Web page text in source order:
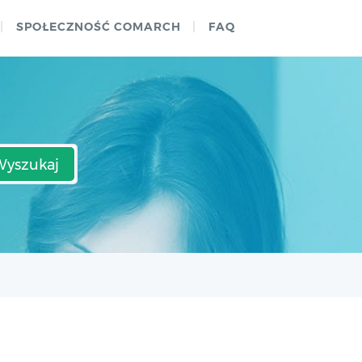
SPOŁECZNOŚĆ COMARCH FAQ